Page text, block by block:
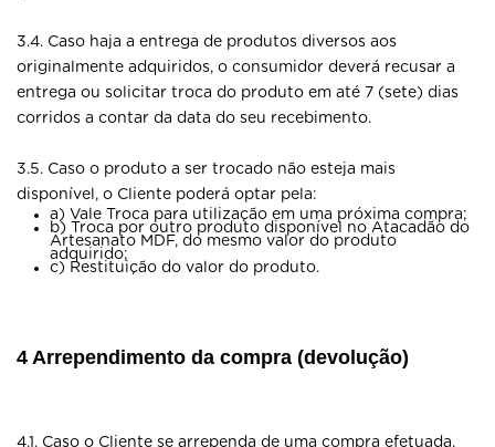
3.4. Caso haja a entrega de produtos diversos aos
originalmente adquiridos, o consumidor deverá recusar a
entrega ou solicitar troca do produto em até 7 (sete) dias
corridos a contar da data do seu recebimento.
3.5. Caso o produto a ser trocado não esteja mais
disponível, o Cliente poderá optar pela:
a) Vale Troca para utilização em uma próxima compra;
b) Troca por outro produto disponível no Atacadão do
Artesanato MDF, do mesmo valor do produto
adquirido;
c) Restituição do valor do produto.
4 Arrependimento da compra (devolução)
4.1. Caso o Cliente se arrependa de uma compra efetuada,